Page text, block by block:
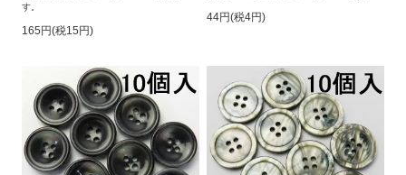
す。
165円(税15円)
44円(税4円)